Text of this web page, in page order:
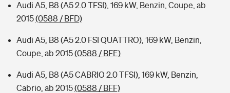
Audi A5, B8 (A5 2.0 TFSI), 169 kW, Benzin, Coupe, ab
2015(0588 / BFD)
Audi A5, B8 (A5 2.0 FSI QUATTRO), 169 kW, Benzin,
Coupe, ab 2015(0588 / BFE)
Audi A5, B8 (A5 CABRIO 2.0 TFSI), 169 kW, Benzin,
Cabrio, ab 2015(0588 / BFF)